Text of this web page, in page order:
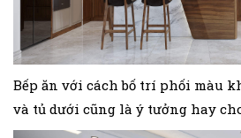
Bếp ăn với cách bố trí phối màu
và tủ dưới cũng là ý tưởng hay